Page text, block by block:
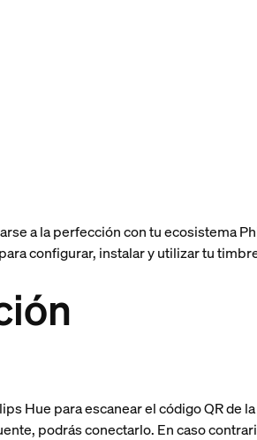
a la perfección con tu ecosistema
configurar, instalar y utilizar tu
Hue para escanear el código QR de
podrás conectarlo. En caso